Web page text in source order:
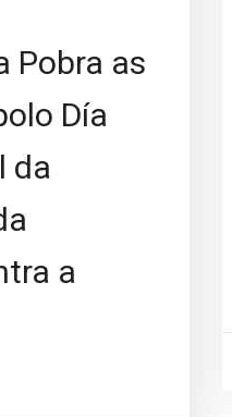
Pobra as
Día
da
a